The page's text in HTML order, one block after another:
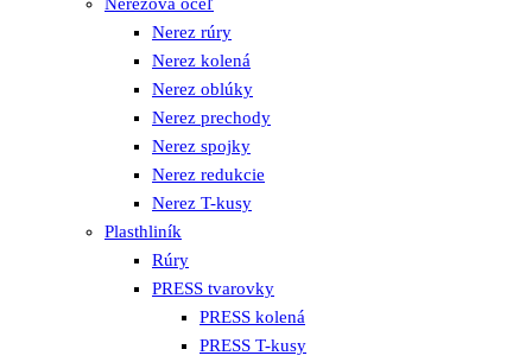
Nerez rúry
Nerez kolená
Nerez oblúky
Nerez prechody
Nerez spojky
Nerez redukcie
Nerez T-kusy
Plasthliník
Rúry
PRESS tvarovky
PRESS kolená
PRESS T-kusy